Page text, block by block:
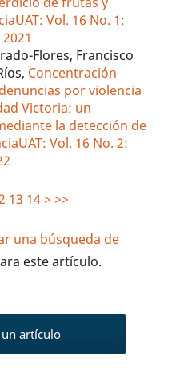
Vol. 16 No. 1:
Flores, Francisco
Concentración
por violencia
Victoria: un
la detección de
Vol. 16 No. 2:
13 14> >>
una búsqueda de
este artículo.
un artículo